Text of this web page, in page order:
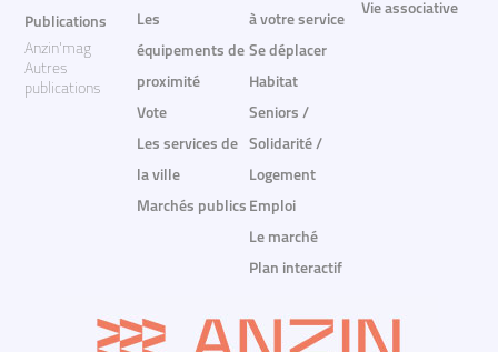
Publications
Anzin'mag
Autres
publications
Les
équipements de
proximité
Vote
Les services de
la ville
Marchés publics
à votre service
Se déplacer
Habitat
Seniors /
Solidarité /
Logement
Emploi
Le marché
Plan interactif
Vie associative